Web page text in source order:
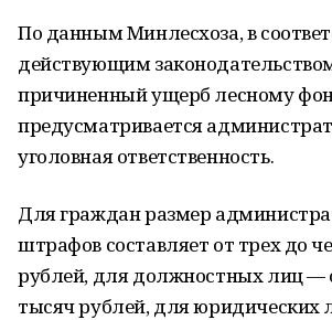
По данным Минлесхоза, в
действующим
причиненный ущерб лесному
предусматривается
уголовная ответственность.
Для граждан размер
штрафов составляет от трех до
рублей, для должностных лиц —
тысяч рублей, для юридических